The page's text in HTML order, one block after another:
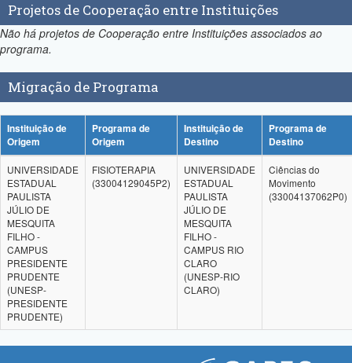
Projetos de Cooperação entre Instituições
Não há projetos de Cooperação entre Instituições associados ao
programa.
Migração de Programa
Instituição de
Origem
Programa de
Origem
Instituição de
Destino
Programa de
Destino
UNIVERSIDADE
ESTADUAL
PAULISTA
JÚLIO DE
MESQUITA
FILHO -
CAMPUS
PRESIDENTE
PRUDENTE
(UNESP-
PRESIDENTE
PRUDENTE)
FISIOTERAPIA
(33004129045P2)
UNIVERSIDADE
ESTADUAL
PAULISTA
JÚLIO DE
MESQUITA
FILHO -
CAMPUS RIO
CLARO
(UNESP-RIO
CLARO)
Ciências do
Movimento
(33004137062P0)